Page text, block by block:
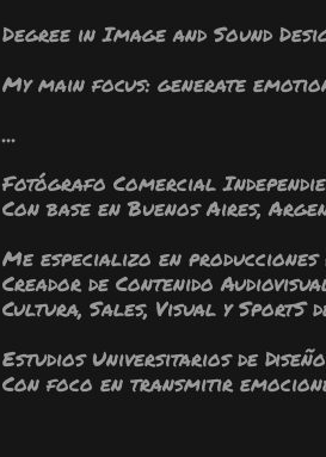
Degree in Image and Sound
My main focus: generate
...
Fotógrafo Comercial
Con base en Buenos Aires,
Me especializo en
Creador de Contenido
Cultura, Sales, Visual y SportS
Estudios Universitarios de
Con foco en transmitir